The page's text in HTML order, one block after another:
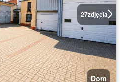
27zdjęcia
Dom